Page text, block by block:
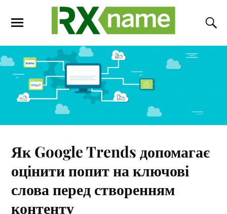
Як Google Trends допомагає
оцінити попит на ключові
слова перед створенням
контенту